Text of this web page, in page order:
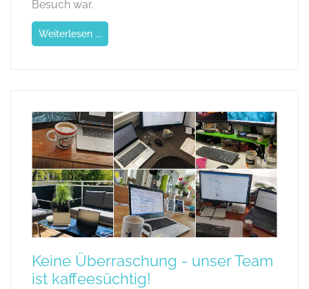
Besuch war.
Weiterlesen ...
Keine Überraschung - unser Team
ist kaffeesüchtig!